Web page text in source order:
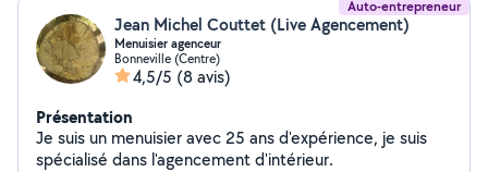
Auto-entrepreneur
Jean Michel Couttet (Live Agencement)
Menuisier agenceur
Bonneville (Centre)
4,5/5 (8 avis)
Présentation
Je suis un menuisier avec 25 ans d'expérience, je suis
spécialisé dans l'agencement d'intérieur.